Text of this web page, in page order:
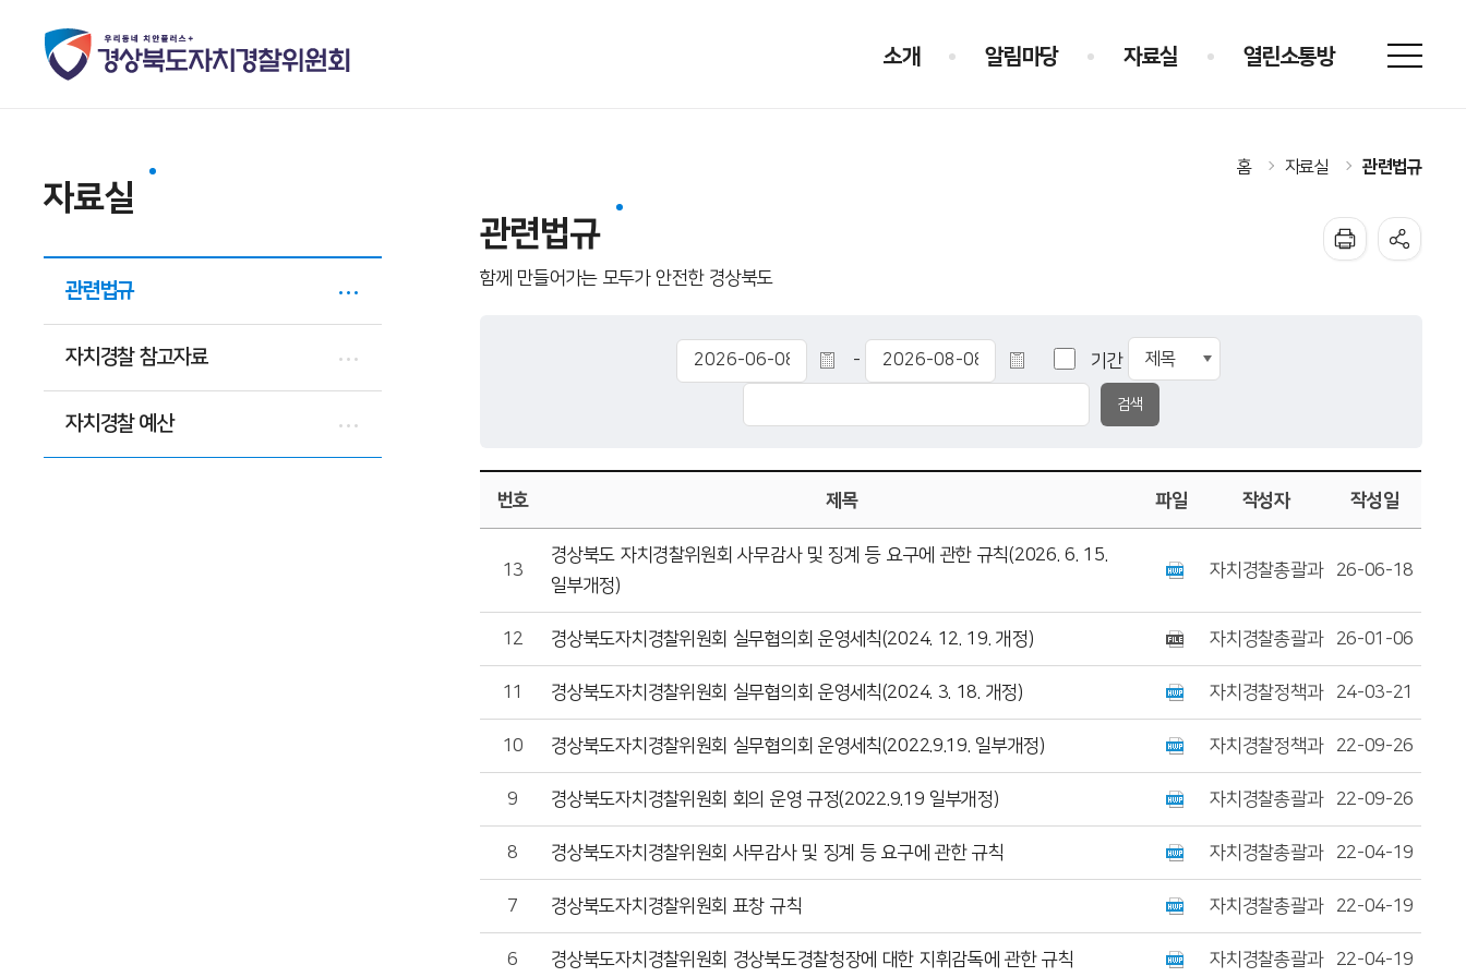
소개 알림마당 자료실 열린소통방
자료실
관련법규
자치경찰 참고자료
자치경찰 예산
홈 자료실 관련법규
관련법규
함께 만들어가는 모두가 안전한 경상북도
- 기간
번호 제목 파일 작성자 작성일
13
경상북도 자치경찰위원회 사무감사 및 징계 등 요구에 관한 규칙(2026. 6. 15.
일부개정)
자치경찰총괄과 26-06-18
12 경상북도자치경찰위원회 실무협의회 운영세칙(2024. 12. 19. 개정) 자치경찰총괄과 26-01-06
11 경상북도자치경찰위원회 실무협의회 운영세칙(2024. 3. 18. 개정) 자치경찰정책과 24-03-21
10 경상북도자치경찰위원회 실무협의회 운영세칙(2022.9.19. 일부개정) 자치경찰정책과 22-09-26
9 경상북도자치경찰위원회 회의 운영 규정(2022.9.19 일부개정) 자치경찰총괄과 22-09-26
8 경상북도자치경찰위원회 사무감사 및 징계 등 요구에 관한 규칙 자치경찰총괄과 22-04-19
7 경상북도자치경찰위원회 표창 규칙 자치경찰총괄과 22-04-19
6 경상북도자치경찰위원회 경상북도경찰청장에 대한 지휘감독에 관한 규칙 자치경찰총괄과 22-04-19